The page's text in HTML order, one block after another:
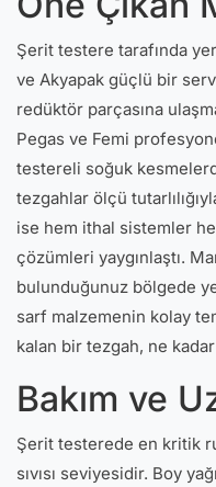
Şerit testere tarafında
ve Akyapak güçlü bir
redüktör parçasına
Pegas ve Femi
testereli soğuk
tezgahlar ölçü
ise hem ithal sistemler
çözümleri yaygınlaştı.
bulunduğunuz bölgede
sarf malzemenin kolay
kalan bir tezgah, ne
Bakım ve
Şerit testerede en kritik
sıvısı seviyesidir. Boy